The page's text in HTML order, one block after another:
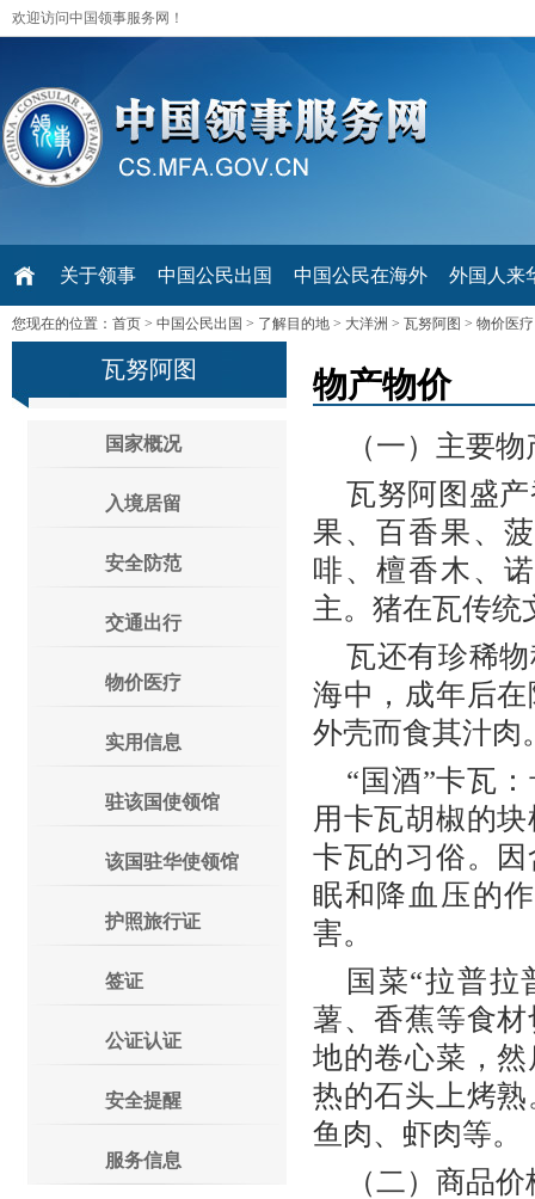
欢迎访问中国领事服务网！
关于领事 中国公民出国 中国公民在海外 外国人来
您现在的位置： 首页 > 中国公民出国 > 了解目的地 > 大洋洲 > 瓦努阿图 > 物价医疗
瓦努阿图
国家概况
入境居留
安全防范
交通出行
物价医疗
实用信息
驻该国使领馆
该国驻华使领馆
护照旅行证
签证
公证认证
安全提醒
服务信息
物产物价
（一）主要物
瓦努阿图盛
果、百香果、
啡、檀香木、
主。猪在瓦传统
瓦还有珍稀
海中，成年后
外壳而食其汁肉
“国酒”卡瓦
用卡瓦胡椒的
卡瓦的习俗。
眠和降血压的
害。
国菜“拉普
薯、香蕉等食
地的卷心菜，
热的石头上烤
鱼肉、虾肉等。
（二）商品价